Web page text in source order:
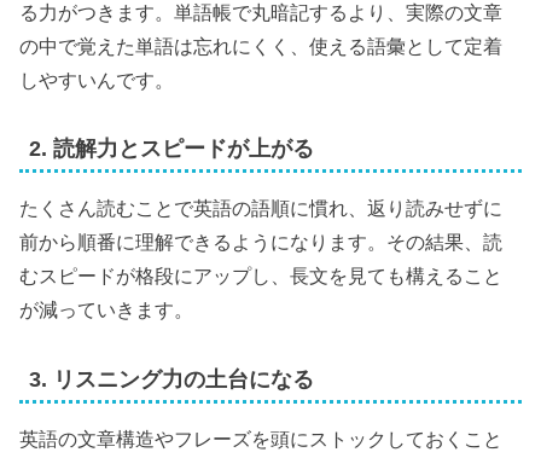
る力がつきます。単語帳で丸暗記するより、実際の文章
の中で覚えた単語は忘れにくく、使える語彙として定着
しやすいんです。
2. 読解力とスピードが上がる
たくさん読むことで英語の語順に慣れ、返り読みせずに
前から順番に理解できるようになります。その結果、読
むスピードが格段にアップし、長文を見ても構えること
が減っていきます。
3. リスニング力の土台になる
英語の文章構造やフレーズを頭にストックしておくこと